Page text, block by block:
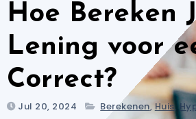
Hoe Bereken
Lening voor
Correct?
Jul 20, 2024 Berekenen, Huis,